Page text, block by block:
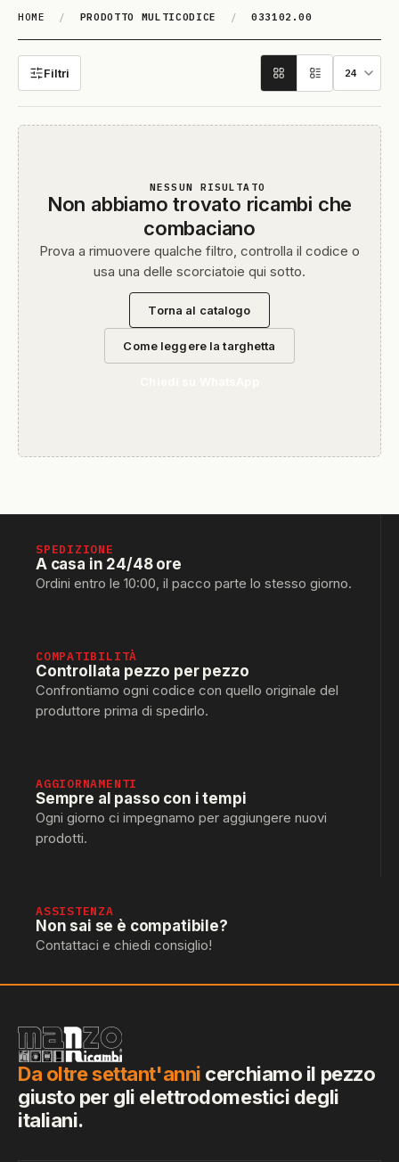
HOME / PRODOTTO MULTICODICE / 033102.00
033102.00
Filtri
NESSUN RISULTATO
Non abbiamo trovato ricambi che
combaciano
Prova a rimuovere qualche filtro, controlla il codice o
usa una delle scorciatoie qui sotto.
Torna al catalogo
Come leggere la targhetta
SPEDIZIONE
A casa in 24/48 ore
Ordini entro le 10:00, il pacco parte lo stesso giorno.
COMPATIBILITÀ
Controllata pezzo per pezzo
Confrontiamo ogni codice con quello originale del
produttore prima di spedirlo.
AGGIORNAMENTI
Sempre al passo con i tempi
Ogni giorno ci impegnamo per aggiungere nuovi
prodotti.
ASSISTENZA
Non sai se è compatibile?
Contattaci e chiedi consiglio!
Da oltre settant'anni cerchiamo il pezzo
giusto per gli elettrodomestici degli
italiani.